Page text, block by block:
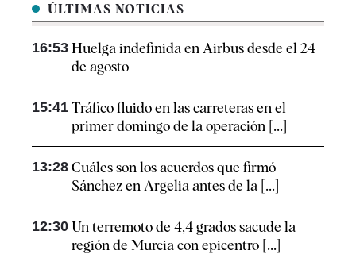
ÚLTIMAS NOTICIAS
16:53 Huelga indefinida en Airbus desde el 24
de agosto
15:41 Tráfico fluido en las carreteras en el
primer domingo de la operación [...]
13:28 Cuáles son los acuerdos que firmó
Sánchez en Argelia antes de la [...]
12:30 Un terremoto de 4,4 grados sacude la
región de Murcia con epicentro [...]